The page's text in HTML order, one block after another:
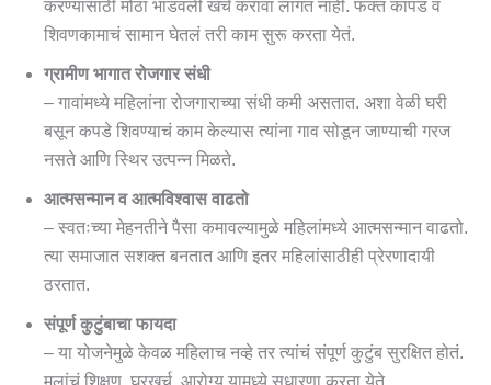
करण्यासाठी मोठा भांडवली खर्च करावा लागत नाही. फक्त कापड व
शिवणकामाचं सामान घेतलं तरी काम सुरू करता येतं.
ग्रामीण भागात रोजगार संधी
– गावांमध्ये महिलांना रोजगाराच्या संधी कमी असतात. अशा वेळी घरी
बसून कपडे शिवण्याचं काम केल्यास त्यांना गाव सोडून जाण्याची गरज
नसते आणि स्थिर उत्पन्न मिळते.
आत्मसन्मान व आत्मविश्वास वाढतो
– स्वतःच्या मेहनतीने पैसा कमावल्यामुळे महिलांमध्ये आत्मसन्मान वाढतो.
त्या समाजात सशक्त बनतात आणि इतर महिलांसाठीही प्रेरणादायी
ठरतात.
संपूर्ण कुटुंबाचा फायदा
– या योजनेमुळे केवळ महिलाच नव्हे तर त्यांचं संपूर्ण कुटुंब सुरक्षित होतं.